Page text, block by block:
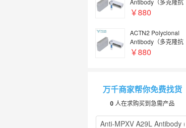
体） | NXPH4
￥880
ACTN2 Polyclonal
Antibody（多克隆抗
体）, HRP conjugated
conjugated
￥880
万千商家帮你免费找货
0 人在求购买到急需产品